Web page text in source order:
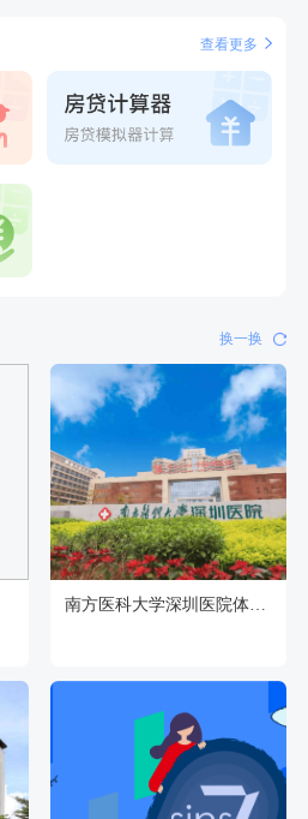
查看更多
换一换
南方医科大学深圳医院体检中心